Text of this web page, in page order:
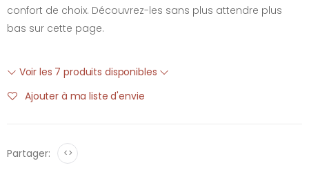
confort de choix. Découvrez-les sans plus attendre plus
bas sur cette page.
Voir les 7 produits disponibles
Ajouter à ma liste d'envie
Partager: <>